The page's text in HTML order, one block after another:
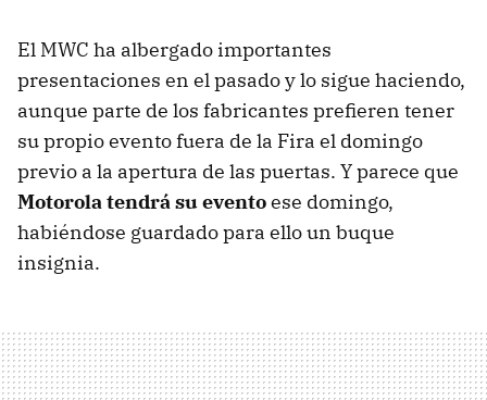
El MWC ha albergado importantes
presentaciones en el pasado y lo sigue haciendo,
aunque parte de los fabricantes prefieren tener
su propio evento fuera de la Fira el domingo
previo a la apertura de las puertas. Y parece que
Motorola tendrá su eventoese domingo,
habiéndose guardado para ello un buque
insignia.